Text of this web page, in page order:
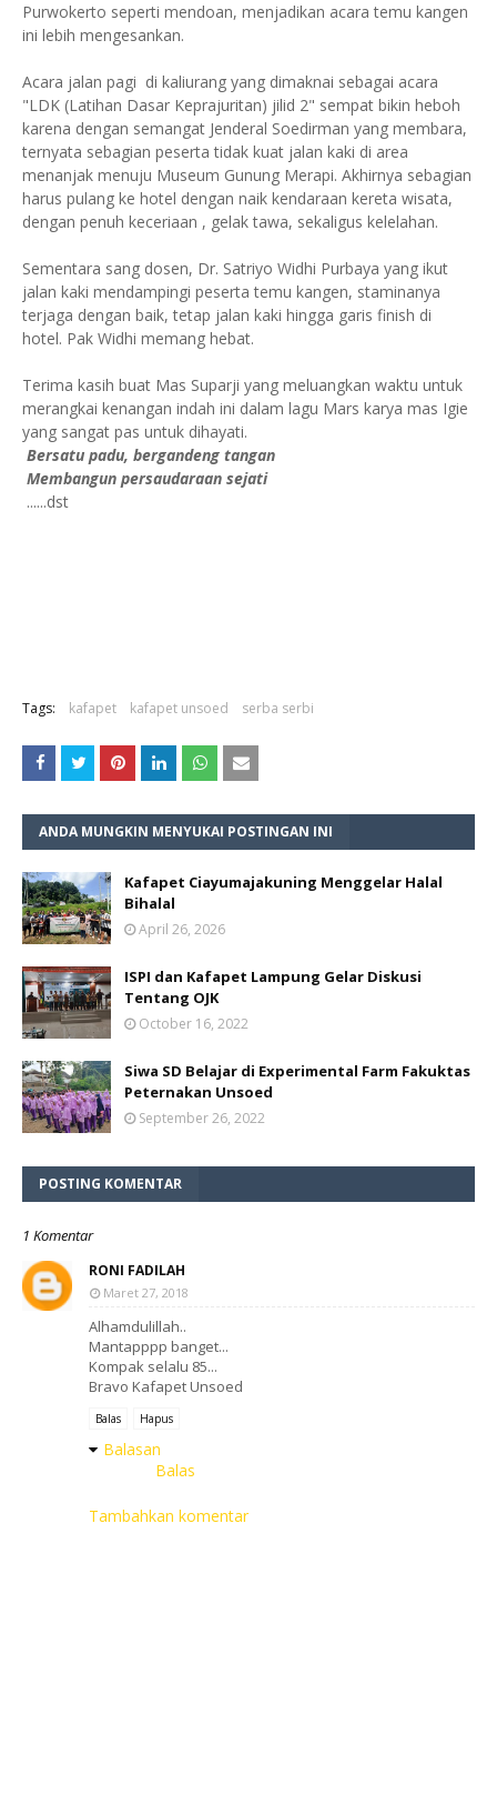
Purwokerto seperti mendoan, menjadikan acara temu kangen
ini lebih mengesankan.
Acara jalan pagi di kaliurang yang dimaknai sebagai acara
"LDK (Latihan Dasar Keprajuritan) jilid 2" sempat bikin heboh
karena dengan semangat Jenderal Soedirman yang membara,
ternyata sebagian peserta tidak kuat jalan kaki di area
menanjak menuju Museum Gunung Merapi. Akhirnya sebagian
harus pulang ke hotel dengan naik kendaraan kereta wisata,
dengan penuh keceriaan , gelak tawa, sekaligus kelelahan.
Sementara sang dosen, Dr. Satriyo Widhi Purbaya yang ikut
jalan kaki mendampingi peserta temu kangen, staminanya
terjaga dengan baik, tetap jalan kaki hingga garis finish di
hotel. Pak Widhi memang hebat.
Terima kasih buat Mas Suparji yang meluangkan waktu untuk
merangkai kenangan indah ini dalam lagu Mars karya mas Igie
yang sangat pas untuk dihayati.
Bersatu padu, bergandeng tangan
Membangun persaudaraan sejati
......dst
Tags: kafapet kafapet unsoed serba serbi
ANDA MUNGKIN MENYUKAI POSTINGAN INI
Kafapet Ciayumajakuning Menggelar Halal
Bihalal
April 26, 2026
ISPI dan Kafapet Lampung Gelar Diskusi
Tentang OJK
October 16, 2022
Siwa SD Belajar di Experimental Farm Fakuktas
Peternakan Unsoed
September 26, 2022
POSTING KOMENTAR
1 Komentar
RONI FADILAH
Maret 27, 2018
Alhamdulillah..
Mantapppp banget...
Kompak selalu 85...
Bravo Kafapet Unsoed
Balas Hapus
Balasan
Balas
Tambahkan komentar